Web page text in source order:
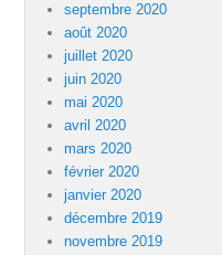
septembre 2020
août 2020
juillet 2020
juin 2020
mai 2020
avril 2020
mars 2020
février 2020
janvier 2020
décembre 2019
novembre 2019